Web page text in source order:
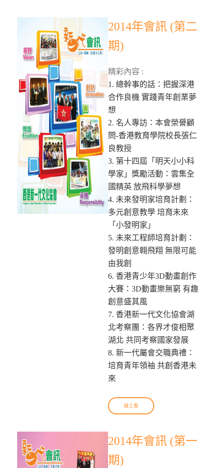
2014年會訊 (第二
期)
精彩內容 :
1. 總幹事的話：把握深港
合作良機 實踐青年創業夢
想
2. 名人專訪：本會榮譽顧
問-香港教育學院校長張仁
良教授
3. 第十四屆「明天小小科
學家」獎勵活動：雲集全
國精英 放飛科學夢想
4. 未來發明家培育計劃：
多元創意教學 培育未來
「小發明家」
5. 未來工程師培育計劃：
發明創意翱飛翔 無限可能
由我創
6. 香港青少年3D動畫創作
大賽：3D動畫樂無窮 有趣
創意盛其風
7. 香港新一代文化協會湖
北考察團：各界才俊相聚
湖北 共同考察國家發展
8. 新一代屬會交職典禮：
培育青年領袖 共創香港未
來
線上看
2014年會訊 (第一
期)